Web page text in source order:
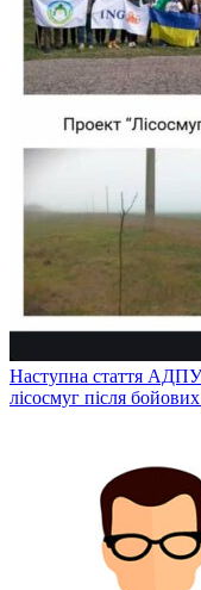
Наступна стаття АДПУ
лісосмуг після бойових